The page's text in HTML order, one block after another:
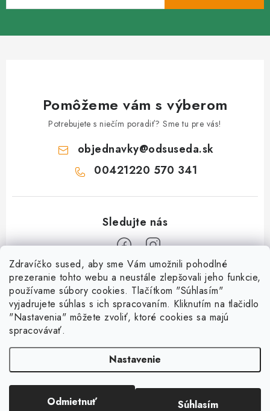
Zdravíčko sused, aby sme Vám umožnili pohodlné
prezeranie tohto webu a neustále zlepšovali jeho funkcie,
používame súbory cookies. Tlačítkom "Súhlasím"
vyjadrujete súhlas s ich spracovaním. Kliknutím na tlačidlo
"Nastavenia" môžete zvoliť, ktoré cookies sa majú
spracovávať.
Nastavenie
Odmietnuť Súhlasím
Pomôžeme vám s výberom
Potrebujete s niečím poradiť? Sme tu pre vás!
objednavky@odsuseda.sk
00421220 570 341
O nás
Kontakty
Susedov blog
Pre lepšie susedstvo
Všetko o nákupe
Doprava a platba
Ako balíme zásielky?
Dokumenty
Copyright 2026 . Všetky práva vyhradené.